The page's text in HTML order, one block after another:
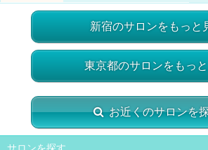
新宿のサロンをもっと
東京都のサロンをもっ
お近くのサロンを